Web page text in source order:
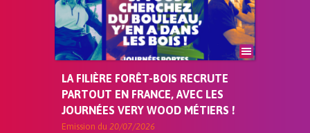
LA FILIÈRE FORÊT-BOIS RECRUTE
PARTOUT EN FRANCE, AVEC LES
JOURNÉES VERY WOOD MÉTIERS !
Emission du 20/07/2026